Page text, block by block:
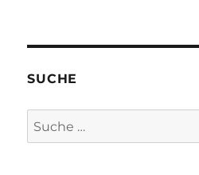
SUCHE
Suche
nach: